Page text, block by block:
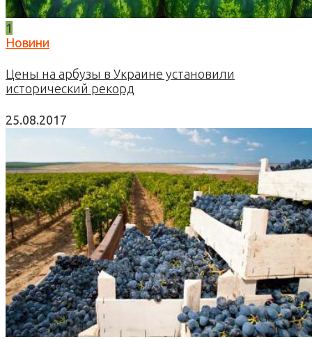
1
Новини
Цены на арбузы в Украине установили
исторический рекорд
25.08.2017